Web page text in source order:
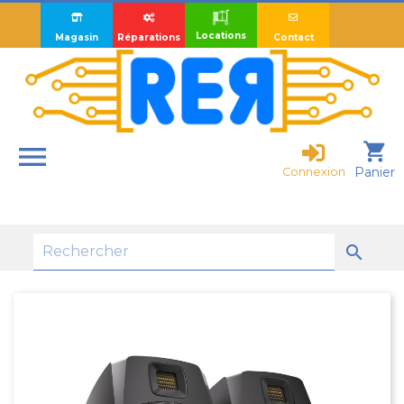
Magasin Réparations Locations Contact
 shopping_cart
Panier
Connexion
